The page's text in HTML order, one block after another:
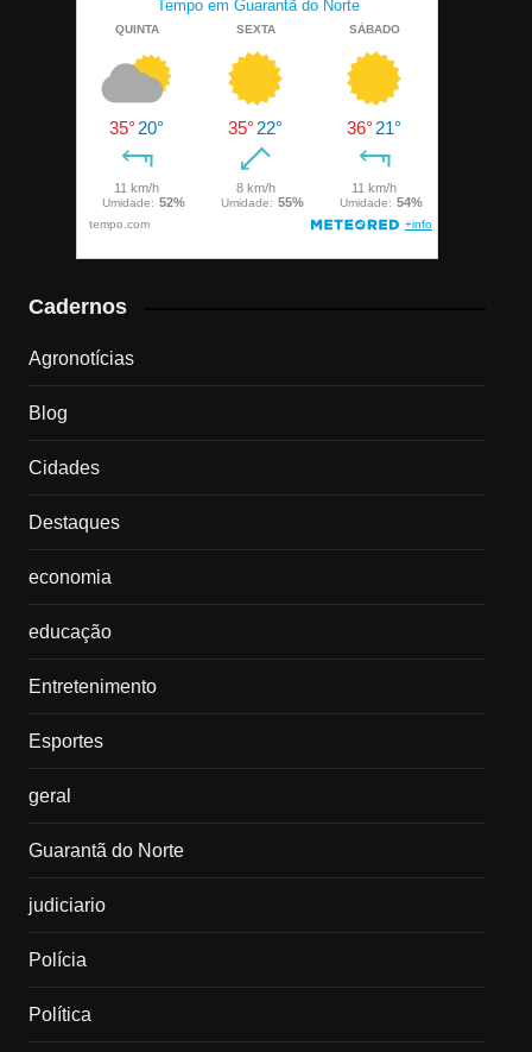
Cadernos
Agronotícias
Blog
Cidades
Destaques
economia
educação
Entretenimento
Esportes
geral
Guarantã do Norte
judiciario
Polícia
Política